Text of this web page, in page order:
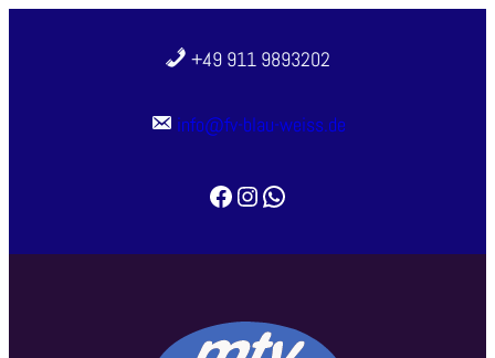
+49 911 9893202
info@fv-blau-weiss.de
Facebook Instagram WhatsApp